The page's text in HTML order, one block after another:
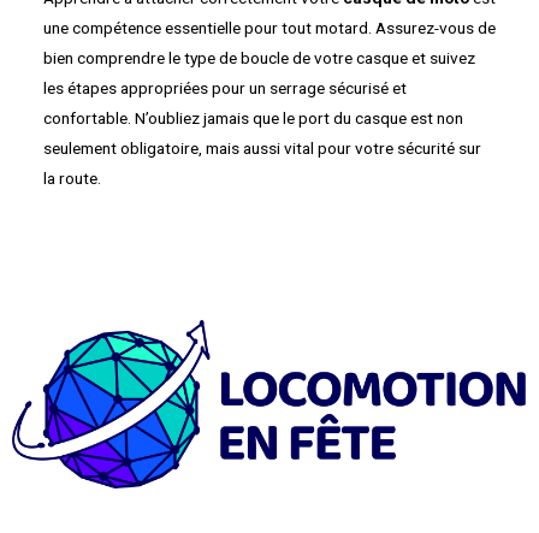
une compétence essentielle pour tout motard. Assurez-vous de
bien comprendre le type de boucle de votre casque et suivez
les étapes appropriées pour un serrage sécurisé et
confortable. N’oubliez jamais que le port du casque est non
seulement obligatoire, mais aussi vital pour votre sécurité sur
la route.